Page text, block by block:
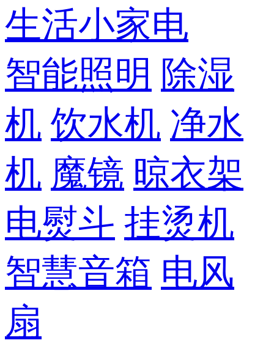
生活小家电
智能照明 除湿
机 饮水机 净水
机 魔镜 晾衣架
电熨斗 挂烫机
智慧音箱 电风
扇